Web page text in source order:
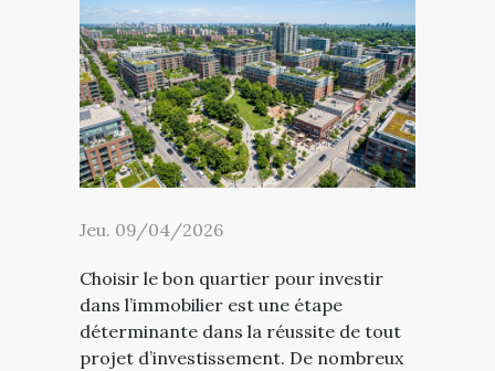
Jeu. 09/04/2026
Choisir le bon quartier pour investir
dans l’immobilier est une étape
déterminante dans la réussite de tout
projet d’investissement. De nombreux